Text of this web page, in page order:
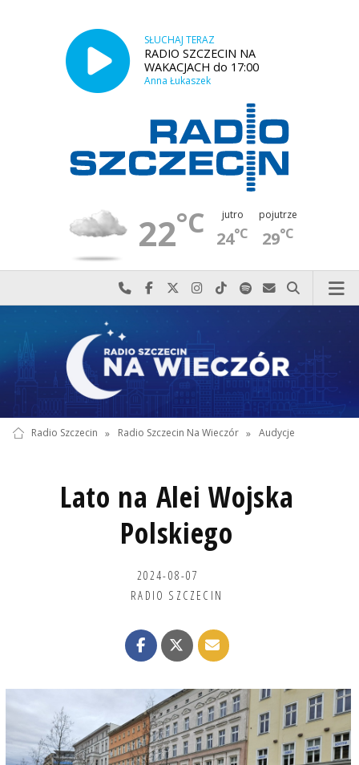
SŁUCHAJ TERAZ
RADIO SZCZECIN NA
WAKACJACH do 17:00
Anna Łukaszek
22°C jutro
24°C
pojutrze
29°C
Najlepiej po prostu do nas zadzwoń
Odwiedź nas na Facebook-u
Odwiedź nas na X
Odwiedź nas na Instagram-ie
Odwiedź nas na TikTok-u
Szukaj nas na Spotify
Wyślij do nas
Szukaj
Radio Szczecin » Radio Szczecin Na Wieczór » Audycje
Lato na Alei Wojska
Polskiego
2024-08-07
RADIO SZCZECIN